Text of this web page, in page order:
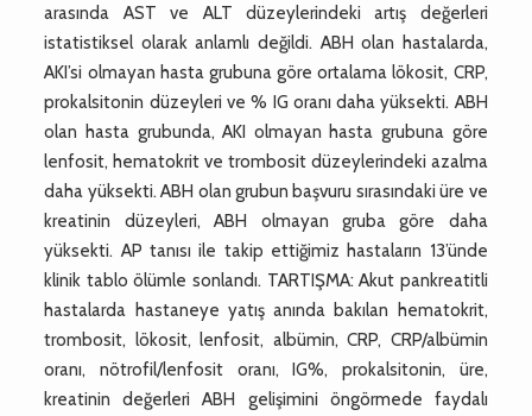
arasında AST ve ALT düzeylerindeki artış değerleri
istatistiksel olarak anlamlı değildi. ABH olan hastalarda,
AKI’si olmayan hasta grubuna göre ortalama lökosit, CRP,
prokalsitonin düzeyleri ve % IG oranı daha yüksekti. ABH
olan hasta grubunda, AKI olmayan hasta grubuna göre
lenfosit, hematokrit ve trombosit düzeylerindeki azalma
daha yüksekti. ABH olan grubun başvuru sırasındaki üre ve
kreatinin düzeyleri, ABH olmayan gruba göre daha
yüksekti. AP tanısı ile takip ettiğimiz hastaların 13’ünde
klinik tablo ölümle sonlandı. TARTIŞMA: Akut pankreatitli
hastalarda hastaneye yatış anında bakılan hematokrit,
trombosit, lökosit, lenfosit, albümin, CRP, CRP/albümin
oranı, nötrofil/lenfosit oranı, IG%, prokalsitonin, üre,
kreatinin değerleri ABH gelişimini öngörmede faydalı